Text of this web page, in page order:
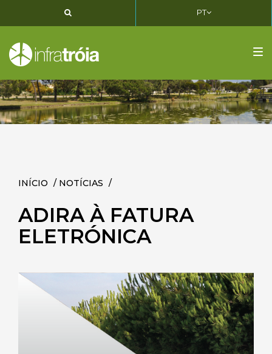
PT
INÍCIO / NOTÍCIAS /
ADIRA À FATURA
ELETRÓNICA